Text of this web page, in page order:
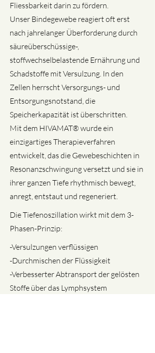
Fliessbarkeit darin zu fördern.
Unser Bindegewebe reagiert oft erst
nach jahrelanger Überforderung durch
säureüberschüssige-,
stoffwechselbelastende Ernährung und
Schadstoffe mit Versulzung. In den
Zellen herrscht Versorgungs- und
Entsorgungsnotstand, die
Speicherkapazität ist überschritten.
Mit dem HIVAMAT® wurde ein
einzigartiges Therapieverfahren
entwickelt, das die Gewebeschichten in
Resonanzschwingung versetzt und sie in
ihrer ganzen Tiefe rhythmisch bewegt,
anregt, entstaut und regeneriert.
Die Tiefenoszillation wirkt mit dem 3-
Phasen-Prinzip:
-Versulzungen verflüssigen
-Durchmischen der Flüssigkeit
-Verbesserter Abtransport der gelösten
Stoffe über das Lymphsystem